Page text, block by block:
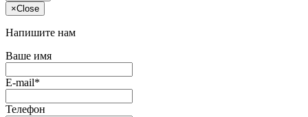
×Close
Напишите нам
Ваше имя
E-mail*
Телефон